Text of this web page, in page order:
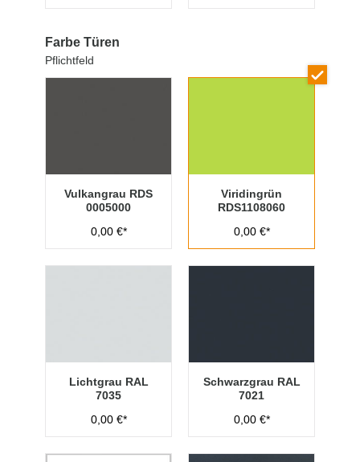
Farbe Türen
Pflichtfeld
Vulkangrau RDS
0005000
0,00 €*
Viridingrün
RDS1108060
0,00 €*
Lichtgrau RAL
7035
0,00 €*
Schwarzgrau RAL
7021
0,00 €*